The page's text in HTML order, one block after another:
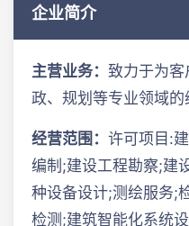
企业简介
主营业务： 致力于为
政、规划等专业领域
经营范围： 许可项目:
编制;建设工程勘察;建
种设备设计;测绘服务;
检测;建筑智能化系统